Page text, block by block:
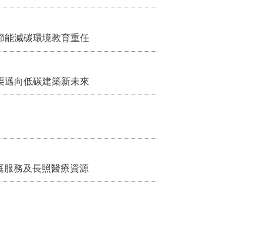
減碳環境教育重任
向低碳建築新未來
服務及長照醫療資源